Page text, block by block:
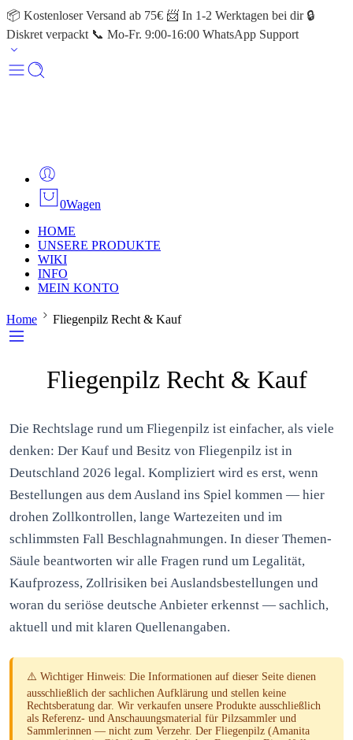
📦 Kostenloser Versand ab 75€ 📨 In 1-2 Werktagen bei dir 🔒
Diskret verpackt 📞 Mo-Fr. 9:00-16:00 WhatsApp Support
0Wagen
HOME
UNSERE PRODUKTE
WIKI
INFO
MEIN KONTO
Home Fliegenpilz Recht & Kauf
Fliegenpilz Recht & Kauf
Die Rechtslage rund um Fliegenpilz ist einfacher, als viele
denken: Der Kauf und Besitz von Fliegenpilz ist in
Deutschland 2026 legal. Kompliziert wird es erst, wenn
Bestellungen aus dem Ausland ins Spiel kommen — hier
drohen Zollkontrollen, lange Wartezeiten und im
schlimmsten Fall Beschlagnahmungen. In dieser Themen-
Säule beantworten wir alle Fragen rund um Legalität,
Kaufprozess, Zollrisiken bei Auslandsbestellungen und
woran du seriöse deutsche Anbieter erkennst — sachlich,
aktuell und mit klaren Quellenangaben.
⚠️ Wichtiger Hinweis: Die Informationen auf dieser Seite dienen
ausschließlich der sachlichen Aufklärung und stellen keine
Rechtsberatung dar. Wir verkaufen unsere Produkte ausschließlich
als Referenz- und Anschauungsmaterial für Pilzsammler und
Sammlerinnen — nicht zum Verzehr. Der Fliegenpilz (Amanita